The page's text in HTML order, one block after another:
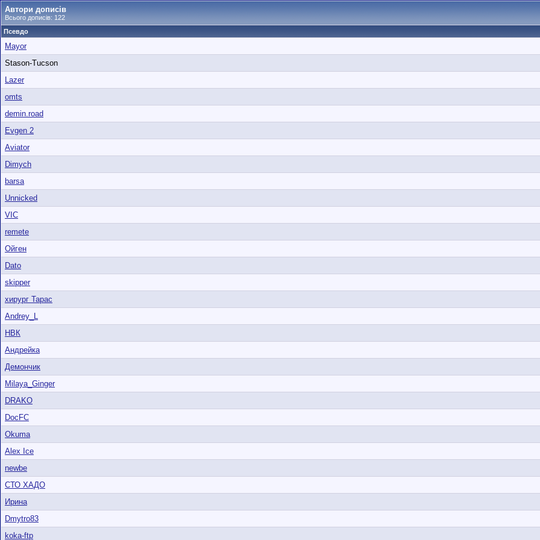
Автори дописів
Всього дописів: 122
Псевдо
Mayor
Stason-Tucson
Lazer
omts
demin.road
Evgen 2
Aviator
Dimych
barsa
Unnicked
VIC
remete
Ойген
Dato
skipper
хирург Тарас
Andrey_L
НВК
Андрейка
Демончик
Milaya_Ginger
DRAKO
DocFC
Okuma
Alex Ice
newbe
СТО ХАДО
Ирина
Dmytro83
koka-ftp